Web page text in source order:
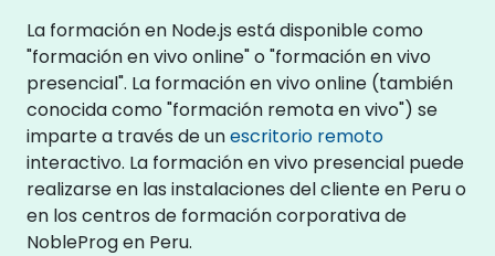
La formación en Node.js está disponible como
"formación en vivo online" o "formación en vivo
presencial". La formación en vivo online (también
conocida como "formación remota en vivo") se
imparte a través de unescritorio remoto
interactivo. La formación en vivo presencial puede
realizarse en las instalaciones del cliente en Peru o
en los centros de formación corporativa de
NobleProg en Peru.